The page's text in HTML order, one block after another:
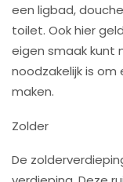
een ligbad,
toilet. Ook hier
eigen smaak kunt
noodzakelijk is
maken.
Zolder
De